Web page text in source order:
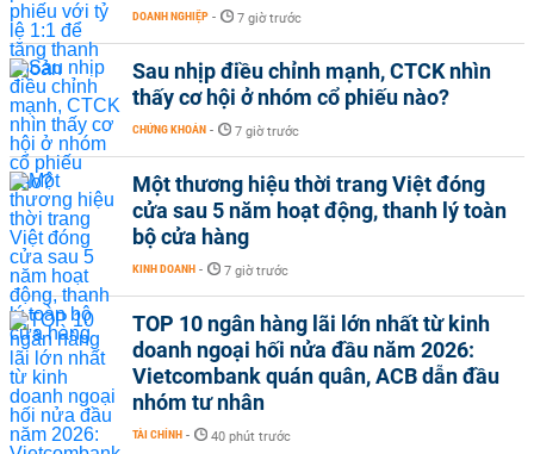
DOANH NGHIỆP - 7 giờ trước
Sau nhịp điều chỉnh mạnh, CTCK nhìn
thấy cơ hội ở nhóm cổ phiếu nào?
CHỨNG KHOÁN - 7 giờ trước
Một thương hiệu thời trang Việt đóng
cửa sau 5 năm hoạt động, thanh lý toàn
bộ cửa hàng
KINH DOANH - 7 giờ trước
TOP 10 ngân hàng lãi lớn nhất từ kinh
doanh ngoại hối nửa đầu năm 2026:
Vietcombank quán quân, ACB dẫn đầu
nhóm tư nhân
TÀI CHÍNH - 40 phút trước